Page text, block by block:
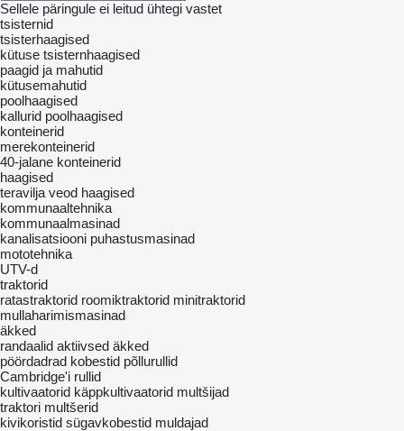
Sellele päringule ei leitud ühtegi vastet
tsisternid
tsisterhaagised
kütuse tsisternhaagised
paagid ja mahutid
kütusemahutid
poolhaagised
kallurid poolhaagised
konteinerid
merekonteinerid
40-jalane konteinerid
haagised
teravilja veod haagised
kommunaaltehnika
kommunaalmasinad
kanalisatsiooni puhastusmasinad
mototehnika
UTV-d
traktorid
ratastraktorid roomiktraktorid minitraktorid
mullaharimismasinad
äkked
randaalid aktiivsed äkked
pöördadrad kobestid põllurullid
Cambridge'i rullid
kultivaatorid käppkultivaatorid multšijad
traktori multšerid
kivikoristid sügavkobestid muldajad